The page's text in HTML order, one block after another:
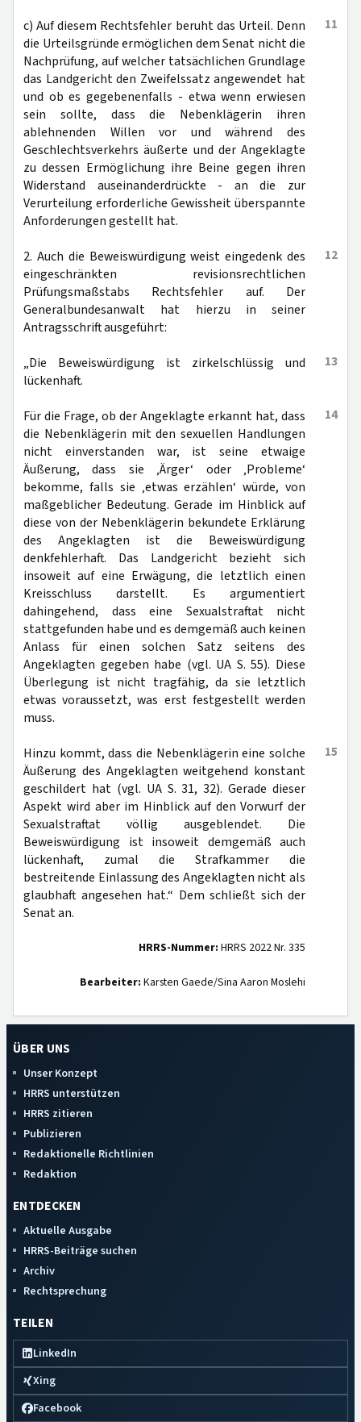
11
c) Auf diesem Rechtsfehler beruht das Urteil. Denn
die Urteilsgründe ermöglichen dem Senat nicht die
Nachprüfung, auf welcher tatsächlichen Grundlage
das Landgericht den Zweifelssatz angewendet hat
und ob es gegebenenfalls - etwa wenn erwiesen
sein sollte, dass die Nebenklägerin ihren
ablehnenden Willen vor und während des
Geschlechtsverkehrs äußerte und der Angeklagte
zu dessen Ermöglichung ihre Beine gegen ihren
Widerstand auseinanderdrückte - an die zur
Verurteilung erforderliche Gewissheit überspannte
Anforderungen gestellt hat.
12
2. Auch die Beweiswürdigung weist eingedenk des
eingeschränkten revisionsrechtlichen
Prüfungsmaßstabs Rechtsfehler auf. Der
Generalbundesanwalt hat hierzu in seiner
Antragsschrift ausgeführt:
13
„Die Beweiswürdigung ist zirkelschlüssig und
lückenhaft.
14
Für die Frage, ob der Angeklagte erkannt hat, dass
die Nebenklägerin mit den sexuellen Handlungen
nicht einverstanden war, ist seine etwaige
Äußerung, dass sie ‚Ärger‘ oder ‚Probleme‘
bekomme, falls sie ‚etwas erzählen‘ würde, von
maßgeblicher Bedeutung. Gerade im Hinblick auf
diese von der Nebenklägerin bekundete Erklärung
des Angeklagten ist die Beweiswürdigung
denkfehlerhaft. Das Landgericht bezieht sich
insoweit auf eine Erwägung, die letztlich einen
Kreisschluss darstellt. Es argumentiert
dahingehend, dass eine Sexualstraftat nicht
stattgefunden habe und es demgemäß auch keinen
Anlass für einen solchen Satz seitens des
Angeklagten gegeben habe (vgl. UA S. 55). Diese
Überlegung ist nicht tragfähig, da sie letztlich
etwas voraussetzt, was erst festgestellt werden
muss.
15
Hinzu kommt, dass die Nebenklägerin eine solche
Äußerung des Angeklagten weitgehend konstant
geschildert hat (vgl. UA S. 31, 32). Gerade dieser
Aspekt wird aber im Hinblick auf den Vorwurf der
Sexualstraftat völlig ausgeblendet. Die
Beweiswürdigung ist insoweit demgemäß auch
lückenhaft, zumal die Strafkammer die
bestreitende Einlassung des Angeklagten nicht als
glaubhaft angesehen hat.“ Dem schließt sich der
Senat an.
HRRS-Nummer: HRRS 2022 Nr. 335
Bearbeiter: Karsten Gaede/Sina Aaron Moslehi
ÜBER UNS
Unser Konzept
HRRS unterstützen
HRRS zitieren
Publizieren
Redaktionelle Richtlinien
Redaktion
ENTDECKEN
Aktuelle Ausgabe
HRRS-Beiträge suchen
Archiv
Rechtsprechung
TEILEN
LinkedIn
Xing
Facebook